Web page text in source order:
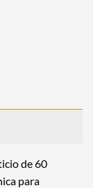
de 60
para